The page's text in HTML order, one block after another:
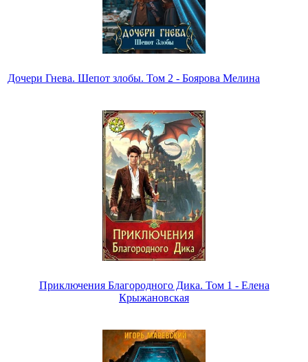
Дочери Гнева. Шепот злобы. Том 2 - Боярова Мелина
Приключения Благородного Дика. Том 1 - Елена
Крыжановская